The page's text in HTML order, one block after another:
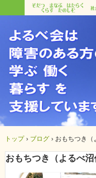
トップ › ブログ › おもちつき（
おもちつき（よるべ沼